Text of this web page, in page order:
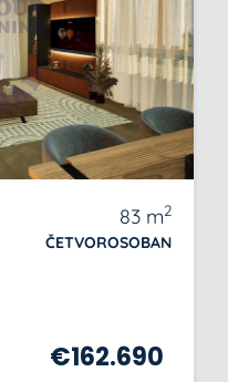
83 m2
ČETVOROSOBAN
€162.690